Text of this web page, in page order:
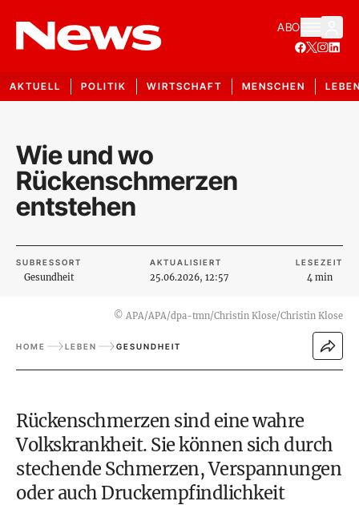
ABO
AKTUELL POLITIK WIRTSCHAFT MENSCHEN
Wie und wo
Rückenschmerzen
entstehen
SUBRESSORT
Gesundheit
AKTUALISIERT
25.06.2026, 12:57
LESEZEIT
4 min
© APA/APA/dpa-tmn/Christin Klose/Christin Klose
HOME LEBEN GESUNDHEIT
Rückenschmerzen sind eine wahre
Volkskrankheit. Sie können sich durch
stechende Schmerzen, Verspannungen
oder auch Druckempfindlichkeit